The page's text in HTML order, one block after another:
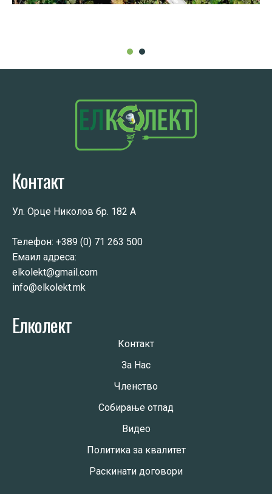
Контакт
Ул. Орце Николов бр. 182 А
Телефон: +389 (0) 71 263 500
Емаил адреса:
elkolekt@gmail.com
info@elkolekt.mk
Елколект
Контакт
За Нас
Членство
Собирање отпад
Видео
Политика за квалитет
Раскинати договори